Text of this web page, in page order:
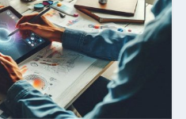
ezeket a
felvételi?
kódban –
dönti el a
kapcsolódj ki